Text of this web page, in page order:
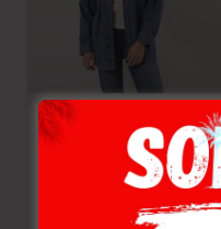
Lee Cooper Blouson
Mikons-31 Oussa
Femme Bb
174.000DT